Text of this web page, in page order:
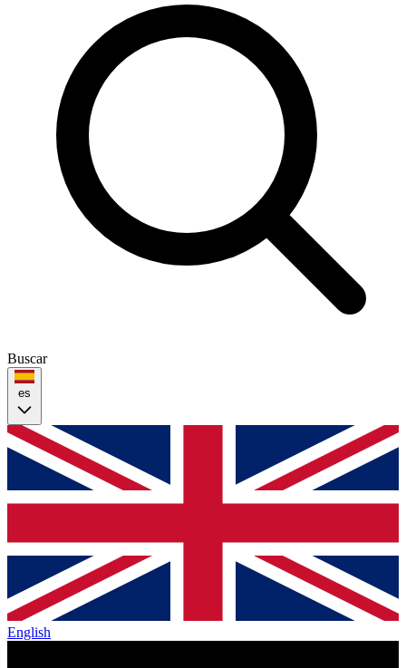
Buscar
es
English